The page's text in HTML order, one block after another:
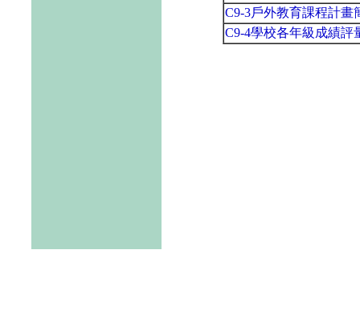
C9-3戶外教育課程計畫
C9-4學校各年級成績評